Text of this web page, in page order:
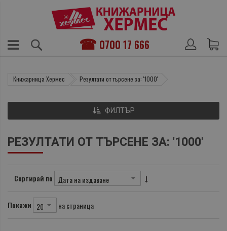
0700 17 666
Книжарница Хермес Резултати от търсене за: '1000'
РЕЗУЛТАТИ ОТ ТЪРСЕНЕ ЗА: '1000'
Сортирай по
Покажи на страница
ФИЛТЪР